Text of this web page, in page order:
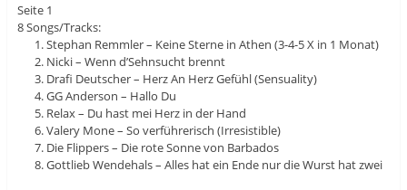
Seite 1
8 Songs/Tracks:
Stephan Remmler – Keine Sterne in Athen (3-4-5 X in 1 Monat)
Nicki – Wenn d’Sehnsucht brennt
Drafi Deutscher – Herz An Herz Gefühl (Sensuality)
GG Anderson – Hallo Du
Relax – Du hast mei Herz in der Hand
Valery Mone – So verführerisch (Irresistible)
Die Flippers – Die rote Sonne von Barbados
Gottlieb Wendehals – Alles hat ein Ende nur die Wurst hat zwei